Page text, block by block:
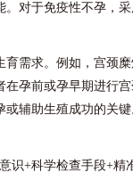
对于免疫性不孕，
需求。例如，宫颈
孕前或孕早期进行
辅助生殖成功的关键
识+科学检查手段+精